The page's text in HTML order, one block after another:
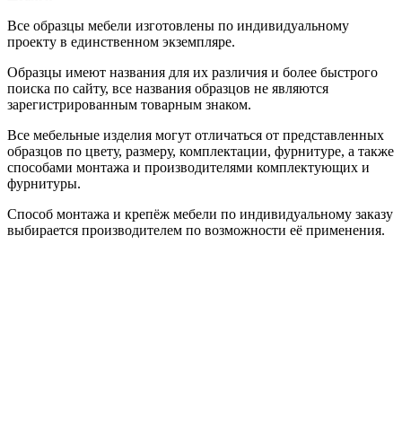
Все образцы мебели изготовлены по индивидуальному
проекту в единственном экземпляре.
Образцы имеют названия для их различия и более быстрого
поиска по сайту, все названия образцов не являются
зарегистрированным товарным знаком.
Все мебельные изделия могут отличаться от представленных
образцов по цвету, размеру, комплектации, фурнитуре, а также
способами монтажа и производителями комплектующих и
фурнитуры.
Способ монтажа и крепёж мебели по индивидуальному заказу
выбирается производителем по возможности её применения.